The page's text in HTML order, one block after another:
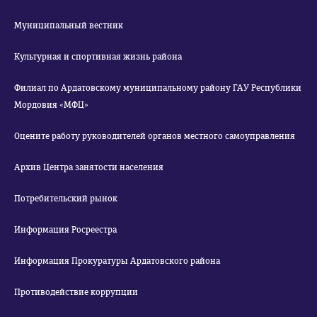
Муниципальный вестник
Культурная и спортивная жизнь района
Филиал по Ардатовскому муниципальному району ГАУ Республики
Мордовия «МФЦ»
Оцените работу руководителей органов местного самоуправления
Архив Центра занятости населения
Потребительский рынок
Информация Росреестра
Информация Прокуратуры Ардатовского района
Противодействие коррупции